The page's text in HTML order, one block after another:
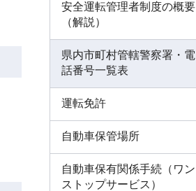
安全運転管理者制度の概要
（解説）
県内市町村管轄警察署・電
話番号一覧表
運転免許
自動車保管場所
自動車保有関係手続（ワン
ストップサービス）